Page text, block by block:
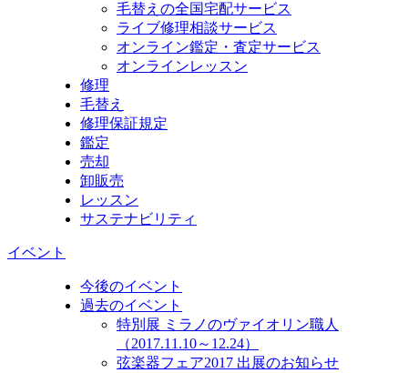
毛替えの全国宅配サービス
ライブ修理相談サービス
オンライン鑑定・査定サービス
オンラインレッスン
修理
毛替え
修理保証規定
鑑定
売却
卸販売
レッスン
サステナビリティ
イベント
今後のイベント
過去のイベント
特別展 ミラノのヴァイオリン職人
（2017.11.10～12.24）
弦楽器フェア2017 出展のお知らせ